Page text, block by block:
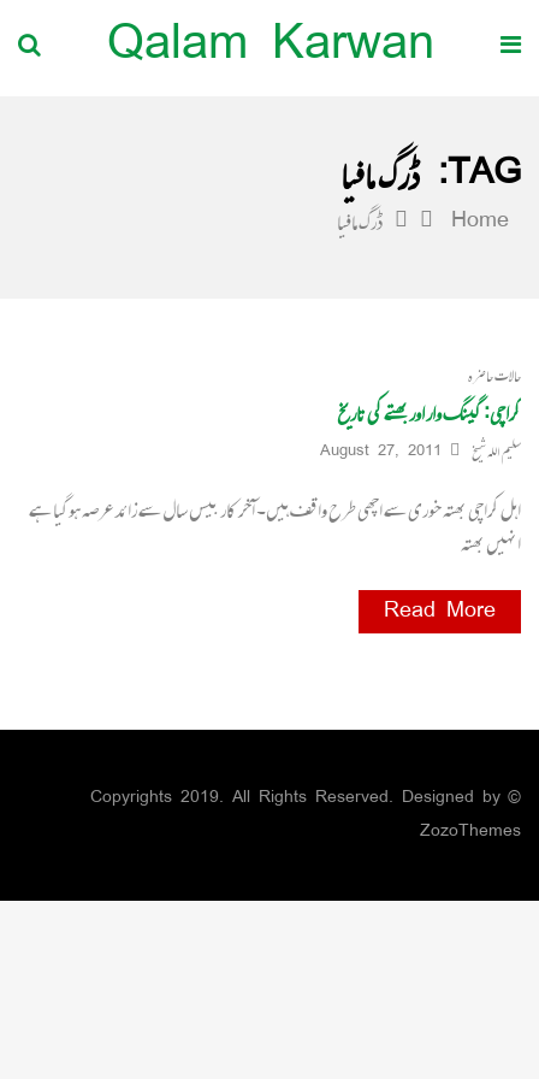
Qalam Karwan
TAG: ڈرگ مافیا
Home ڈرگ مافیا
حالات حاضرہ
کراچی: گینگ وار اور بھتے کی تاریخ
سلیم اللہ شیخ August 27, 2011
اہل کراچی بھتہ خوری سے اچھی طرح واقف ہیں۔ آخر کار بیس سال سے زائد عرصہ ہوگیا ہے
انہیں بھتہ
Read More
© Copyrights 2019. All Rights Reserved. Designed by
ZozoThemes